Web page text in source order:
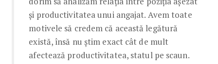
și productivitatea unui angajat. Avem toate
motivele să credem că această legătură
există, însă nu știm exact cât de mult
afectează productivitatea, statul pe scaun.